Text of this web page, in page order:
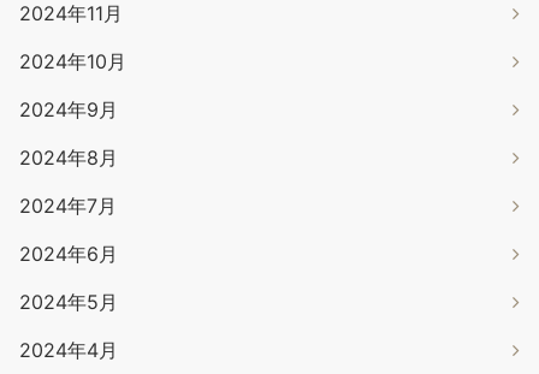
2024年11月
2024年10月
2024年9月
2024年8月
2024年7月
2024年6月
2024年5月
2024年4月